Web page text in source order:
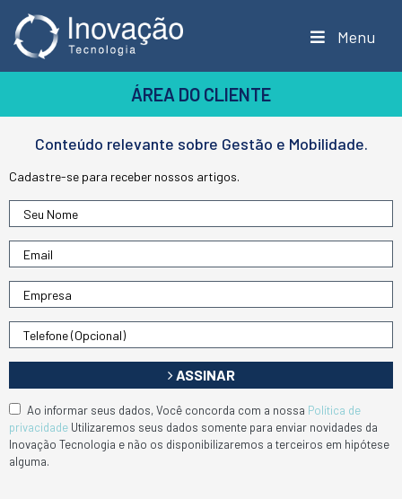
Menu
ÁREA DO CLIENTE
Conteúdo relevante sobre Gestão e Mobilidade.
Cadastre-se para receber nossos artigos.
ASSINAR
Ao informar seus dados, Você concorda com a nossa Política de
privacidade Utilizaremos seus dados somente para enviar novidades da
Inovação Tecnologia e não os disponibilizaremos a terceiros em hipótese
alguma.